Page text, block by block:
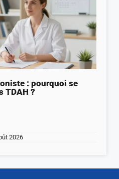
: pourquoi se
TDAH ?
2026